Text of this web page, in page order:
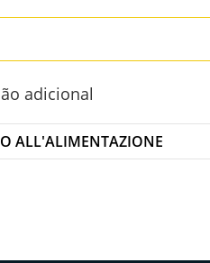
adicional
ALL'ALIMENTAZIONE